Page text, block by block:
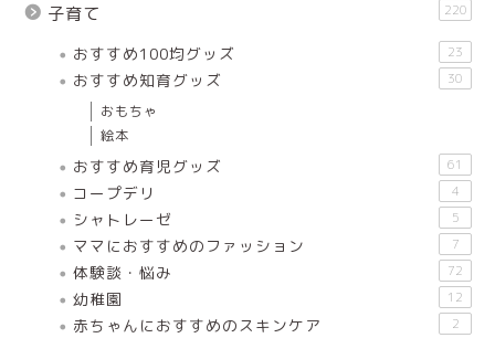
子育て 220
おすすめ100均グッズ 23
おすすめ知育グッズ 30
おもちゃ
絵本
おすすめ育児グッズ 61
コープデリ 4
シャトレーゼ 5
ママにおすすめのファッション 7
体験談・悩み 72
幼稚園 12
赤ちゃんにおすすめのスキンケア 2